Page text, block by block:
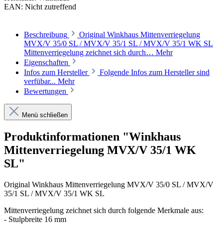
EAN: Nicht zutreffend
Beschreibung
Original Winkhaus Mittenverriegelung
MVX/V 35/0 SL / MVX/V 35/1 SL / MVX/V 35/1 WK SL
Mittenverriegelung zeichnet sich durch… Mehr
Eigenschaften
Infos zum Hersteller
Folgende Infos zum Hersteller sind
verfübar... Mehr
Bewertungen
Menü schließen
Produktinformationen "Winkhaus
Mittenverriegelung MVX/V 35/1 WK
SL"
Original Winkhaus Mittenverriegelung MVX/V 35/0 SL / MVX/V
35/1 SL / MVX/V 35/1 WK SL
Mittenverriegelung zeichnet sich durch folgende Merkmale aus:
- Stulpbreite 16 mm